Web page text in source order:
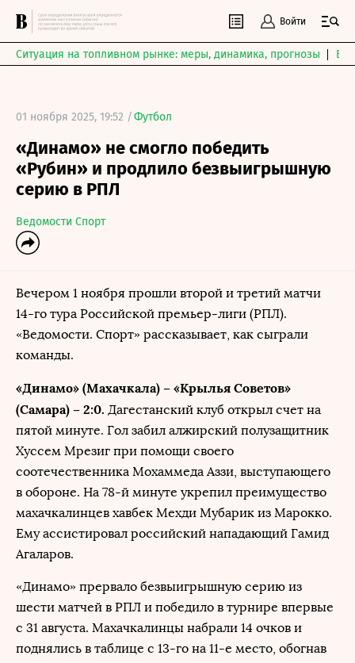
Войти
Ситуация на топливном рынке: меры, динамика, прогнозы
01 ноября 2025, 19:52 /Футбол
«Динамо» не смогло победить
«Рубин» и продлило безвыигрышную
серию в РПЛ
Ведомости Спорт
Вечером 1 ноября прошли второй и третий матчи
14-го тура Российской премьер-лиги (РПЛ).
«Ведомости. Спорт» рассказывает, как сыграли
команды.
«Динамо» (Махачкала) – «Крылья Советов»
(Самара) – 2:0. Дагестанский клуб открыл счет на
пятой минуте. Гол забил алжирский полузащитник
Хуссем Мрезиг при помощи своего
соотечественника Мохаммеда Аззи, выступающего
в обороне. На 78-й минуте укрепил преимущество
махачкалинцев хавбек Мехди Мубарик из Марокко.
Ему ассистировал российский нападающий Гамид
Агаларов.
«Динамо» прервало безвыигрышную серию из
шести матчей в РПЛ и победило в турнире впервые
с 31 августа. Махачкалинцы набрали 14 очков и
поднялись в таблице с 13-го на 11-е место, обогнав